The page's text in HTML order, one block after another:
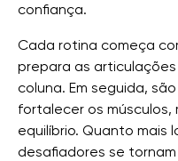
confiança.
Cada rotina começa
prepara as
coluna. Em seguida,
fortalecer os
equilíbrio. Quanto mais
desafiadores se